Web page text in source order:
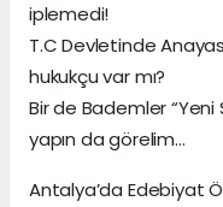
iplemedi!
T.C Devletinde
hukukçu var mı?
Bir de Bademler “Yeni
yapın da görelim…
Antalya’da Edebiyat